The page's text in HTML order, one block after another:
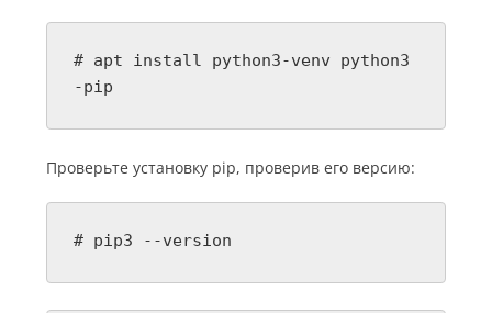
# apt install python3-venv python3
-pip
Проверьте установку pip, проверив его версию:
# pip3 --version